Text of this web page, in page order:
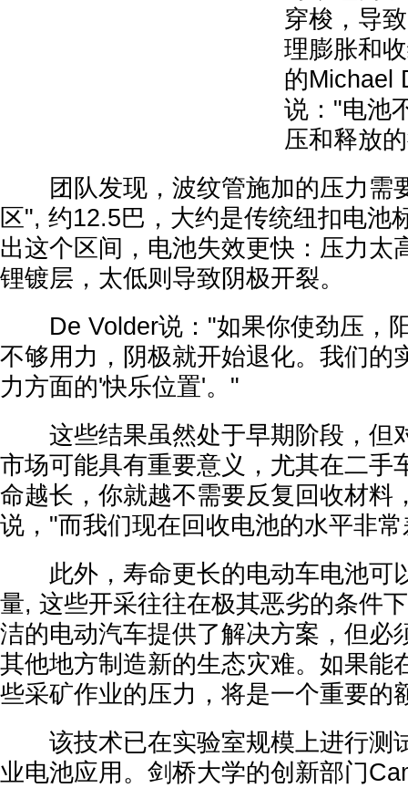
穿梭，导
理膨胀和
的Michael
说："电池
压和释放
团队发现，波纹管施加的压力需
区", 约12.5巴，大约是传统纽扣电池
出这个区间，电池失效更快：压力太
锂镀层，太低则导致阴极开裂。
De Volder说："如果你使劲压，
不够用力，阴极就开始退化。我们的
力方面的'快乐位置'。"
这些结果虽然处于早期阶段，但
市场可能具有重要意义，尤其在二手
命越长，你就越不需要反复回收材料
说，"而我们现在回收电池的水平非
此外，寿命更长的电动车电池可
量, 这些开采往往在极其恶劣的条件
洁的电动汽车提供了解决方案，但必
其他地方制造新的生态灾难。如果能
些采矿作业的压力，将是一个重要的
该技术已在实验室规模上进行测
业电池应用。剑桥大学的创新部门